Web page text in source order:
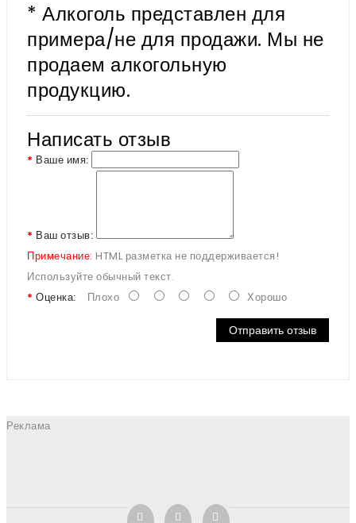
* Алкоголь представлен для
примера/не для продажи. Мы не
продаем алкогольную
продукцию.
Написать отзыв
Ваше имя:
Ваш отзыв:
Примечание: HTML разметка не поддерживается!
Используйте обычный текст.
Оценка: Плохо Хорошо
Отправить отзыв
Реклама